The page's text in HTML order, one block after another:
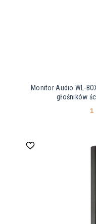
Monitor Audio WL-
głośników